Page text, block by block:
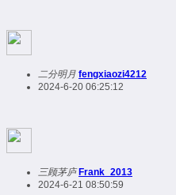
二分明月 fengxiaozi4212
2024-6-20 06:25:12
三顾茅庐 Frank_2013
2024-6-21 08:50:59